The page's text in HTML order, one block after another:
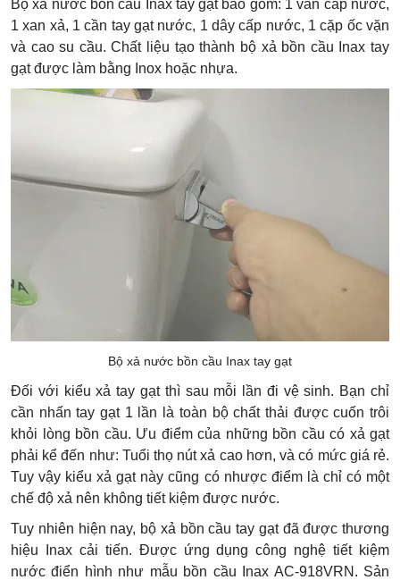
Bộ xả nước bồn cầu Inax tay gạt bao gồm: 1 van cấp nước,
1 xan xả, 1 cần tay gạt nước, 1 dây cấp nước, 1 cặp ốc vặn
và cao su cầu. Chất liệu tạo thành bộ xả bồn cầu Inax tay
gạt được làm bằng Inox hoặc nhựa.
Bộ xả nước bồn cầu Inax tay gạt
Đối với kiểu xả tay gạt thì sau mỗi lần đi vệ sinh. Bạn chỉ
cần nhấn tay gạt 1 lần là toàn bộ chất thải được cuốn trôi
khỏi lòng bồn cầu. Ưu điểm của những bồn cầu có xả gạt
phải kể đến như: Tuổi thọ nút xả cao hơn, và có mức giá rẻ.
Tuy vậy kiểu xả gạt này cũng có nhược điểm là chỉ có một
chế độ xả nên không tiết kiệm được nước.
Tuy nhiên hiện nay, bộ xả bồn cầu tay gạt đã được thương
hiệu Inax cải tiến. Được ứng dụng công nghệ tiết kiệm
nước điển hình như mẫu bồn cầu Inax AC-918VRN. Sản